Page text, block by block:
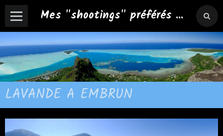
Mes "shootings" préférés ...
LAVANDE A EMBRUN